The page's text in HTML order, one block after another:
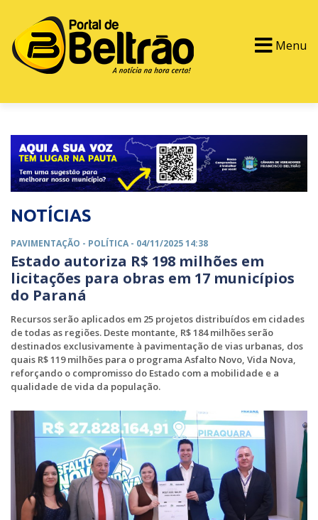
Menu
NOTÍCIAS
PAVIMENTAÇÃO - POLÍTICA - 04/11/2025 14:38
Estado autoriza R$ 198 milhões em
licitações para obras em 17 municípios
do Paraná
Recursos serão aplicados em 25 projetos distribuídos em cidades
de todas as regiões. Deste montante, R$ 184 milhões serão
destinados exclusivamente à pavimentação de vias urbanas, dos
quais R$ 119 milhões para o programa Asfalto Novo, Vida Nova,
reforçando o compromisso do Estado com a mobilidade e a
qualidade de vida da população.